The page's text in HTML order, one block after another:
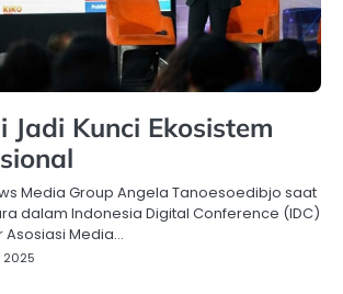
Jadi Kunci Ekosistem
Media Group Angela Tanoesoedibjo saat
dalam Indonesia Digital Conference (IDC)
Media…
2025